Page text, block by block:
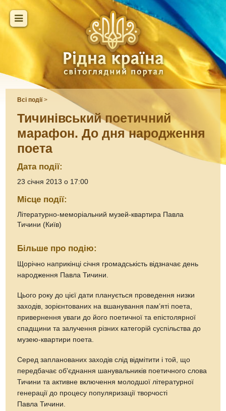
Всі події>
Тичинівський поетичний
марафон. До дня народження
поета
Дата події:
23 січня 2013 о 17:00
Місце події:
Літературно-меморіальний музей-квартира Павла
Тичини (Київ)
Більше про подію:
Щорічно наприкінці січня громадськість відзначає день
народження Павла Тичини.
Цього року до цієї дати планується проведення низки
заходів, зорієнтованих на вшанування пам’яті поета,
привернення уваги до його поетичної та епістолярної
спадщини та залучення різних категорій суспільства до
музею-квартири поета.
Серед запланованих заходів слід відмітити і той, що
передбачає обʹєднання шанувальників поетичного слова
Тичини та активне включення молодшої літературної
генерації до процесу популяризації творчості
Павла Тичини.